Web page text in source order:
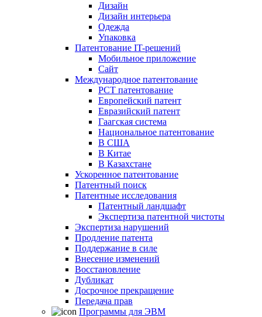
Дизайн
Дизайн интерьера
Одежда
Упаковка
Патентование IT-решений
Мобильное приложение
Сайт
Международное патентование
PCT патентование
Европейский патент
Евразийский патент
Гаагская система
Национальное патентование
В США
В Китае
В Казахстане
Ускоренное патентование
Патентный поиск
Патентные исследования
Патентный ландшафт
Экспертиза патентной чистоты
Экспертиза нарушений
Продление патента
Поддержание в силе
Внесение изменений
Восстановление
Дубликат
Досрочное прекращение
Передача прав
Программы для ЭВМ